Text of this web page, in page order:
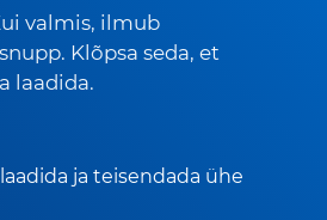
valmis, ilmub
Klõpsa seda, et
laadida.
ja teisendada ühe